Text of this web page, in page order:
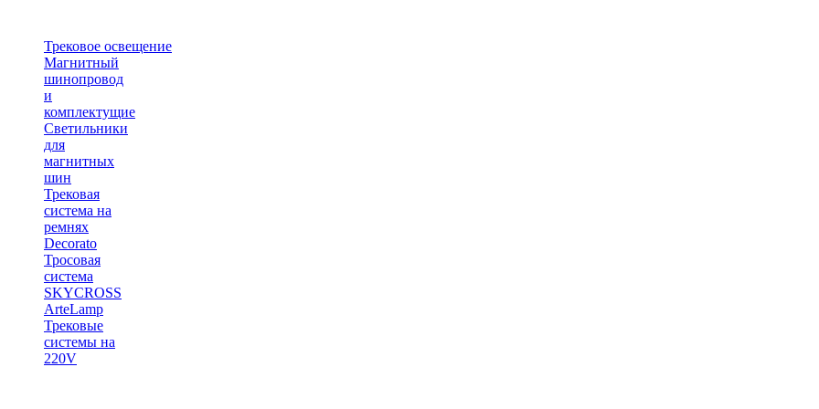
Трековое освещение
Магнитный
шинопровод
и
комплектущие
Светильники
для
магнитных
шин
Трековая
система на
ремнях
Decorato
Тросовая
система
SKYCROSS
ArteLamp
Трековые
системы на
220V